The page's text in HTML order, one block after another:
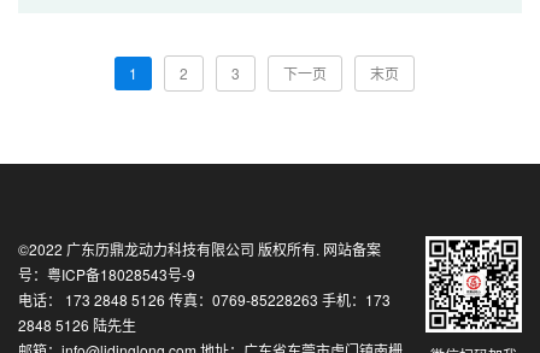
1 2 3 下一页 末页
©2022 广东历鼎龙动力科技有限公司 版权所有. 网站备案
号： 粤ICP备18028543号-9
电话： 173 2848 5126 传真：0769-85228263 手机：173
2848 5126 陆先生